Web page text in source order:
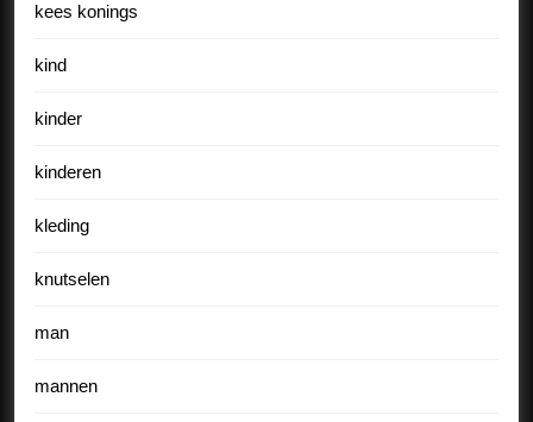
kees konings
kind
kinder
kinderen
kleding
knutselen
man
mannen